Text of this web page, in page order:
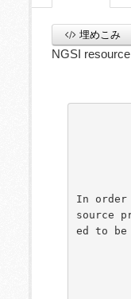
埋めこみ
NGSI resource